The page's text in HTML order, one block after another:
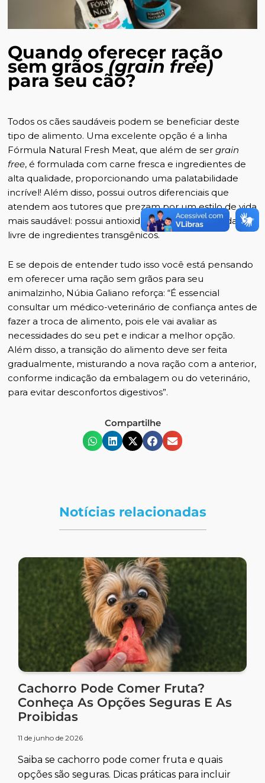
Quando oferecer ração
sem grãos (grain free)
para seu cão?
Todos os cães saudáveis podem se beneficiar deste
tipo de alimento. Uma excelente opção é a linha
Fórmula Natural Fresh Meat, que além de ser grain
free, é formulada com carne fresca e ingredientes de
alta qualidade, proporcionando uma palatabilidade
incrível! Além disso, possui outros diferenciais que
atendem aos tutores que prezam por um estilo de vida
mais saudável: possui antioxidantes naturais e ainda é
livre de ingredientes transgênicos.
E se depois de entender tudo isso você está pensando
em oferecer uma ração sem grãos para seu
animalzinho, Núbia Galiano reforça: “É essencial
consultar um médico-veterinário de confiança antes de
fazer a troca de alimento, pois ele vai avaliar as
necessidades do seu pet e indicar a melhor opção.
Além disso, a transição do alimento deve ser feita
gradualmente, misturando a nova ração com a anterior,
conforme indicação da embalagem ou do veterinário,
para evitar desconfortos digestivos”.
Compartilhe
Notícias relacionadas
Cachorro Pode Comer Fruta?
Conheça As Opções Seguras E As
Proibidas
11 de junho de 2026
Saiba se cachorro pode comer fruta e quais
opções são seguras. Dicas práticas para incluir